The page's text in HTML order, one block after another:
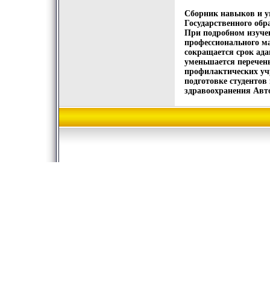
Сборник навыков и
Государственного
При подробном
профессионального
сокращается срок
уменьшается
профилактических
подготовке
здравоохранения